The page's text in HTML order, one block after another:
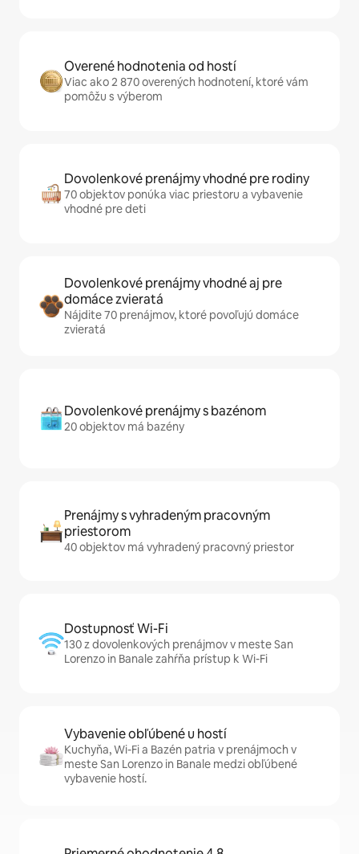
Overené hodnotenia od hostí
Viac ako 2 870 overených hodnotení, ktoré vám
pomôžu s výberom
Dovolenkové prenájmy vhodné pre rodiny
70 objektov ponúka viac priestoru a vybavenie
vhodné pre deti
Dovolenkové prenájmy vhodné aj pre
domáce zvieratá
Nájdite 70 prenájmov, ktoré povoľujú domáce
zvieratá
Dovolenkové prenájmy s bazénom
20 objektov má bazény
Prenájmy s vyhradeným pracovným
priestorom
40 objektov má vyhradený pracovný priestor
Dostupnosť Wi-Fi
130 z dovolenkových prenájmov v meste San
Lorenzo in Banale zahŕňa prístup k Wi-Fi
Vybavenie obľúbené u hostí
Kuchyňa, Wi-Fi a Bazén patria v prenájmoch v
meste San Lorenzo in Banale medzi obľúbené
vybavenie hostí.